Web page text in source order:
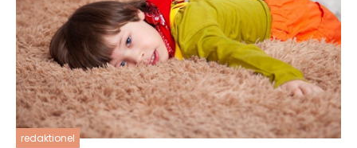
redaktionel